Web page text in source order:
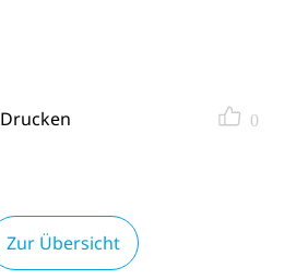
Drucken 0
Zur Übersicht